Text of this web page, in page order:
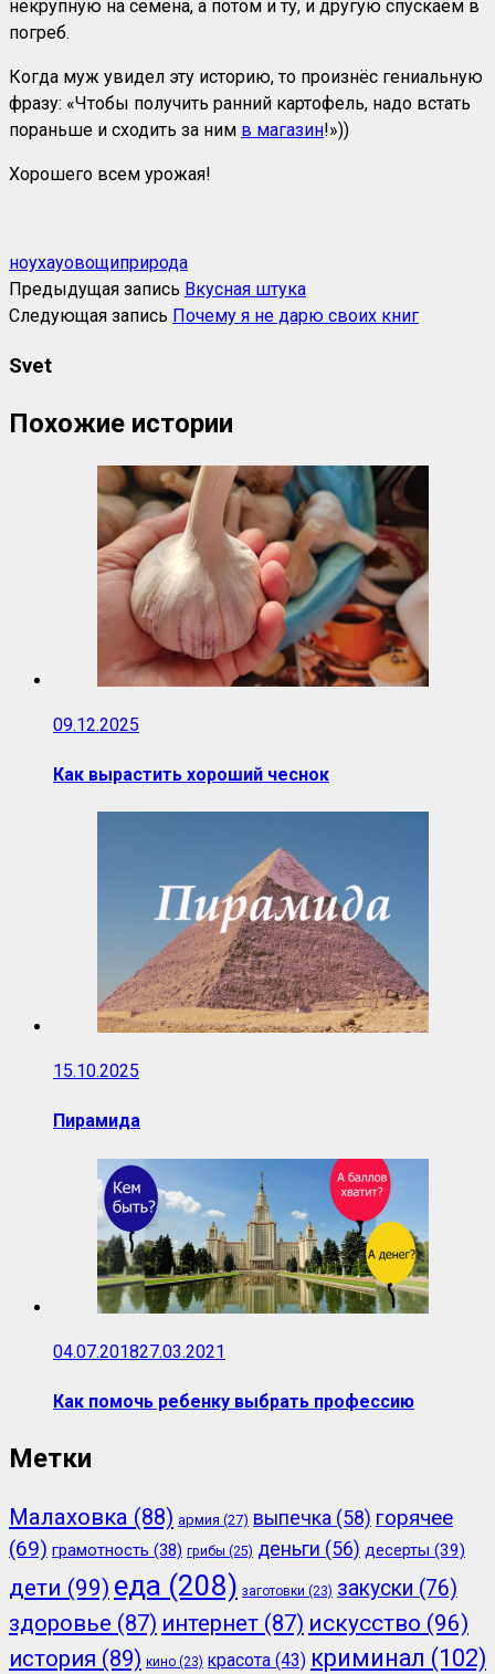
некрупную на семена, а потом и ту, и другую спускаем в
погреб.
Когда муж увидел эту историю, то произнёс гениальную
фразу: «Чтобы получить ранний картофель, надо встать
пораньше и сходить за ним в магазин!»))
Хорошего всем урожая!
ноухауовощиприрода
Предыдущая запись Вкусная штука
Следующая запись Почему я не дарю своих книг
Svet
Похожие истории
09.12.2025
Как вырастить хороший чеснок
15.10.2025
Пирамида
04.07.201827.03.2021
Как помочь ребенку выбрать профессию
Метки
Малаховка (88) армия (27) выпечка (58) горячее
(69) грамотность (38) грибы (25) деньги (56) десерты (39)
дети (99) еда (208) заготовки (23) закуски (76)
здоровье (87) интернет (87) искусство (96)
история (89) кино (23) красота (43) криминал (102)